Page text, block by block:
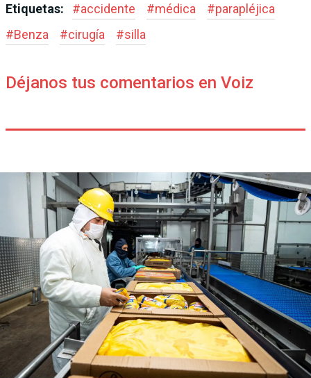
Etiquetas: #accidente #médica #parapléjica
#Benza #cirugía #silla
Déjanos tus comentarios en Voiz